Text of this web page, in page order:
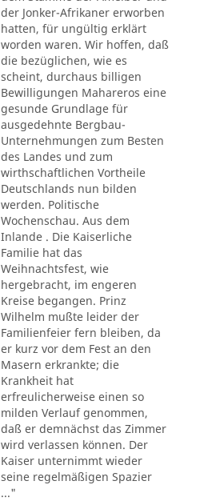
der Jonker-Afrikaner erworben
hatten, für ungültig erklärt
worden waren. Wir hoffen, daß
die bezüglichen, wie es
scheint, durchaus billigen
Bewilligungen Mahareros eine
gesunde Grundlage für
ausgedehnte Bergbau-
Unternehmungen zum Besten
des Landes und zum
wirthschaftlichen Vortheile
Deutschlands nun bilden
werden. Politische
Wochenschau. Aus dem
Inlande . Die Kaiserliche
Familie hat das
Weihnachtsfest, wie
hergebracht, im engeren
Kreise begangen. Prinz
Wilhelm mußte leider der
Familienfeier fern bleiben, da
er kurz vor dem Fest an den
Masern erkrankte; die
Krankheit hat
erfreulicherweise einen so
milden Verlauf genommen,
daß er demnächst das Zimmer
wird verlassen können. Der
Kaiser unternimmt wieder
seine regelmäßigen Spazier
..."